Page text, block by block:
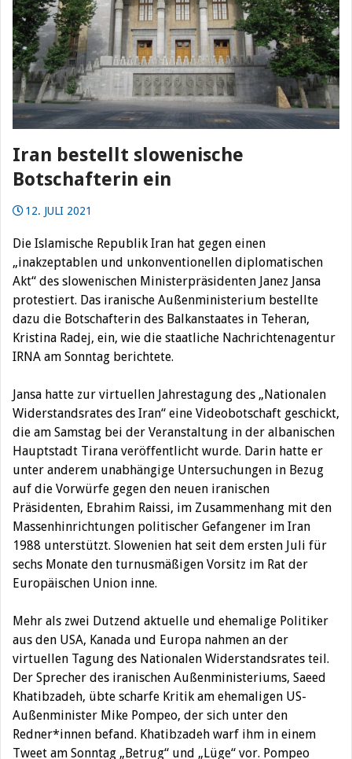
Iran bestellt slowenische
Botschafterin ein
12. JULI 2021
Die Islamische Republik Iran hat gegen einen
„inakzeptablen und unkonventionellen diplomatischen
Akt“ des slowenischen Ministerpräsidenten Janez Jansa
protestiert. Das iranische Außenministerium bestellte
dazu die Botschafterin des Balkanstaates in Teheran,
Kristina Radej, ein, wie die staatliche Nachrichtenagentur
IRNA am Sonntag berichtete.
Jansa hatte zur virtuellen Jahrestagung des „Nationalen
Widerstandsrates des Iran“ eine Videobotschaft geschickt,
die am Samstag bei der Veranstaltung in der albanischen
Hauptstadt Tirana veröffentlicht wurde. Darin hatte er
unter anderem unabhängige Untersuchungen in Bezug
auf die Vorwürfe gegen den neuen iranischen
Präsidenten, Ebrahim Raissi, im Zusammenhang mit den
Massenhinrichtungen politischer Gefangener im Iran
1988 unterstützt. Slowenien hat seit dem ersten Juli für
sechs Monate den turnusmäßigen Vorsitz im Rat der
Europäischen Union inne.
Mehr als zwei Dutzend aktuelle und ehemalige Politiker
aus den USA, Kanada und Europa nahmen an der
virtuellen Tagung des Nationalen Widerstandsrates teil.
Der Sprecher des iranischen Außenministeriums, Saeed
Khatibzadeh, übte scharfe Kritik am ehemaligen US-
Außenminister Mike Pompeo, der sich unter den
Redner*innen befand. Khatibzadeh warf ihm in einem
Tweet am Sonntag „Betrug“ und „Lüge“ vor. Pompeo